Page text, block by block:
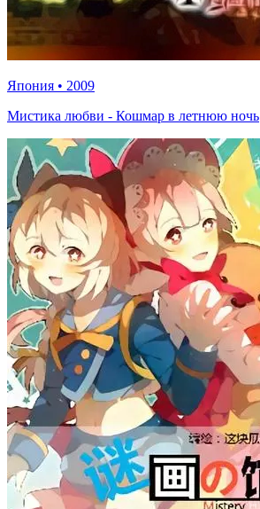
Япония • 2009
Мистика любви - Кошмар в летнюю ночь